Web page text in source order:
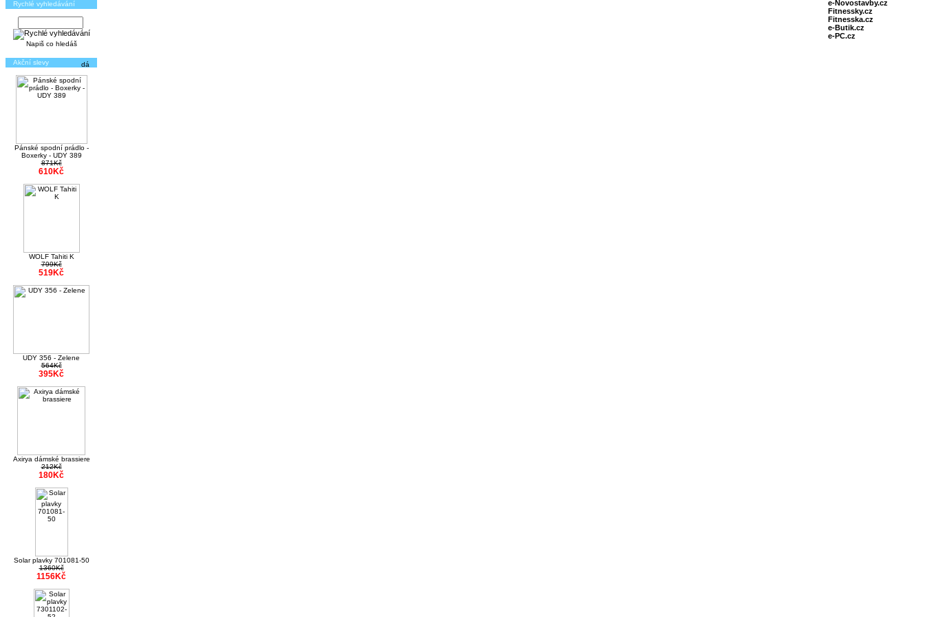
Rychlé vyhledávání
Napiš co hledáš
Akční slevy
Pánské spodní prádlo -
Boxerky - UDY 389
871Kč
610Kč
WOLF Tahiti K
799Kč
519Kč
UDY 356 - Zelene
564Kč
395Kč
Axirya dámské brassiere
212Kč
180Kč
Solar plavky 701081-50
1360Kč
1156Kč
e-Novostavby.cz
Fitnessky.cz
Fitnesska.cz
e-Butik.cz
e-PC.cz